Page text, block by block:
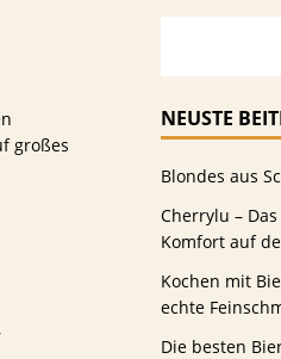
großes
NEUSTE
Blondes aus
Cherrylu –
Komfort auf
Kochen mit
echte
Die besten